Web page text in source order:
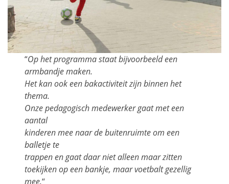
“Op het programma staat bijvoorbeeld een
armbandje maken.
Het kan ook een bakactiviteit zijn binnen het
thema.
Onze pedagogisch medewerker gaat met een
aantal
kinderen mee naar de buitenruimte om een
balletje te
trappen en gaat daar niet alleen maar zitten
toekijken op een bankje, maar voetbalt gezellig
mee.“